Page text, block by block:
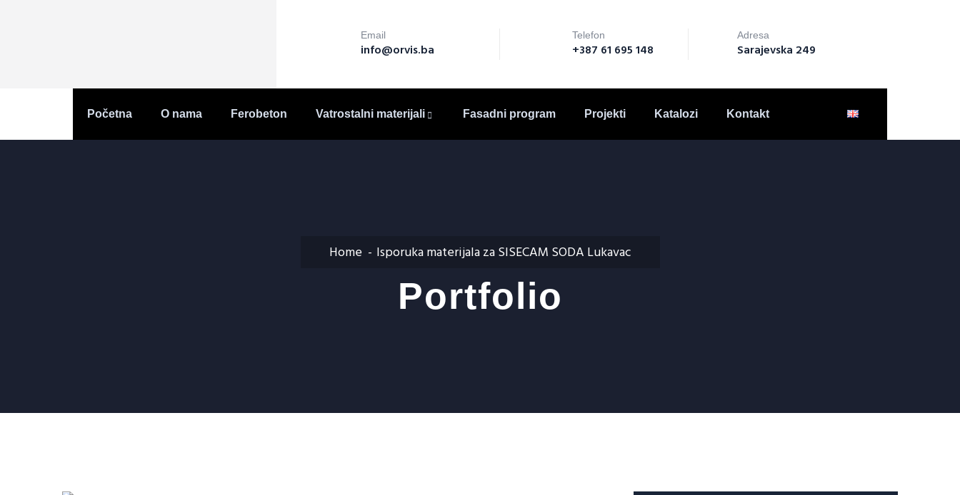
Email
info@orvis.ba
Telefon
+387 61 695 148
Adresa
Sarajevska 249
Početna O nama Ferobeton Vatrostalni materijali Fasadni program Projekti Katalozi Kontakt
Home Isporuka materijala za SISECAM SODA Lukavac
Portfolio